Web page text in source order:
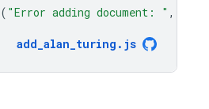
( "Error adding document: " ,
add_alan_turing . js